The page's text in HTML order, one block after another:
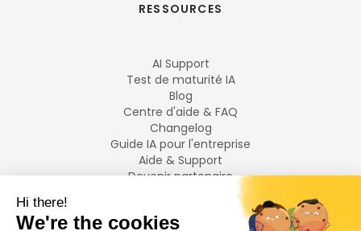
RESSOURCES
AI Support
Test de maturité IA
Blog
Centre d'aide & FAQ
Changelog
Guide IA pour l'entreprise
Aide & Support
Devenir partenaire
LANGUES